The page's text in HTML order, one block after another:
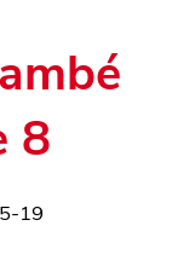
8
19